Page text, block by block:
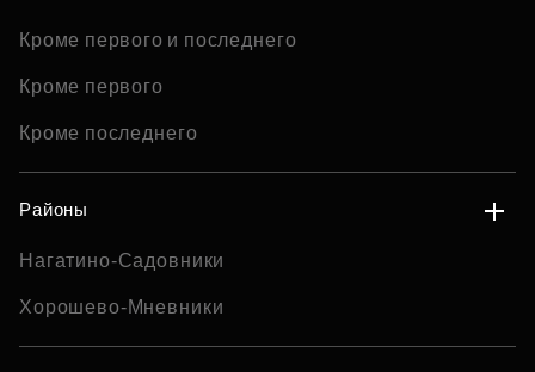
Кроме первого и последнего
Кроме первого
Кроме последнего
Районы
Нагатино-Садовники
Хорошево-Мневники